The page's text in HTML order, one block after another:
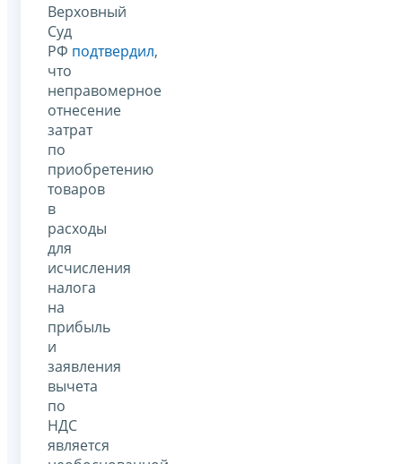
Верховный
Суд
РФ подтвердил,
что
неправомерное
отнесение
затрат
по
приобретению
товаров
в
расходы
для
исчисления
налога
на
прибыль
и
заявления
вычета
по
НДС
является